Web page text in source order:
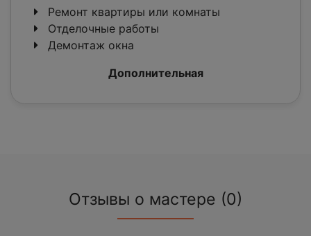
Ремонт квартиры или комнаты
Отделочные работы
Демонтаж окна
Дополнительная
Отзывы о мастере (0)